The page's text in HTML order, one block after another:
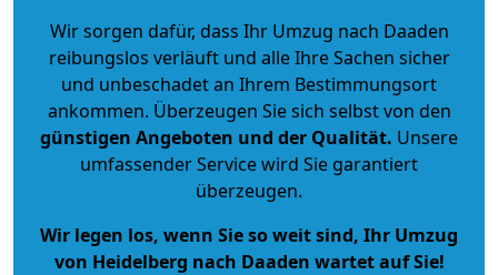
Wir sorgen dafür, dass Ihr Umzug nach Daaden
reibungslos verläuft und alle Ihre Sachen sicher
und unbeschadet an Ihrem Bestimmungsort
ankommen. Überzeugen Sie sich selbst von den
günstigen Angeboten und der Qualität. Unsere
umfassender Service wird Sie garantiert
überzeugen.
Wir legen los, wenn Sie so weit sind, Ihr Umzug
von Heidelberg nach Daaden wartet auf Sie!